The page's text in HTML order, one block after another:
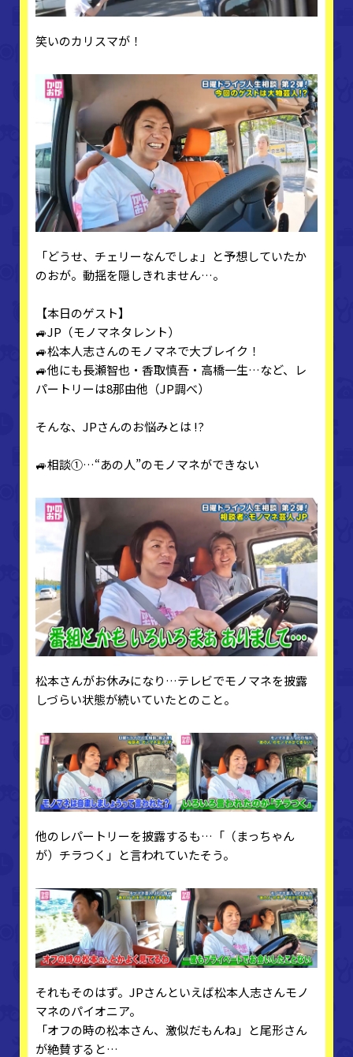
笑いのカリスマが！
「どうせ、チェリーなんでしょ」と予想していたか
のおが。動揺を隠しきれません…。
【本日のゲスト】
🚙JP（モノマネタレント）
🚙松本人志さんのモノマネで大ブレイク！
🚙他にも長瀬智也・香取慎吾・高橋一生…など、レ
パートリーは8那由他（JP調べ）
そんな、JPさんのお悩みとは !?
🚙相談①…“あの人”のモノマネができない
松本さんがお休みになり…テレビでモノマネを披露
しづらい状態が続いていたとのこと。
他のレパートリーを披露するも…「（まっちゃん
が）チラつく」と言われていたそう。
それもそのはず。JPさんといえば松本人志さんモノ
マネのパイオニア。
「オフの時の松本さん、激似だもんね」と尾形さん
が絶賛すると…